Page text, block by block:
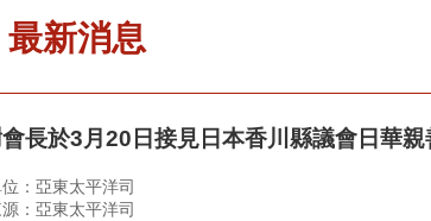
最新消息
長於3月20日接見日本香川縣議會日華
：亞東太平洋司
：亞東太平洋司